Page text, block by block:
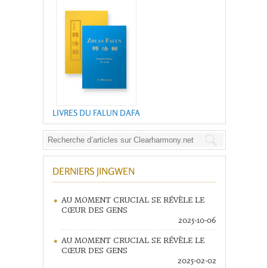
LIVRES DU FALUN DAFA
DERNIERS JINGWEN
AU MOMENT CRUCIAL SE RÉVÈLE LE
CŒUR DES GENS
2025-10-06
AU MOMENT CRUCIAL SE RÉVÈLE LE
CŒUR DES GENS
2025-02-02